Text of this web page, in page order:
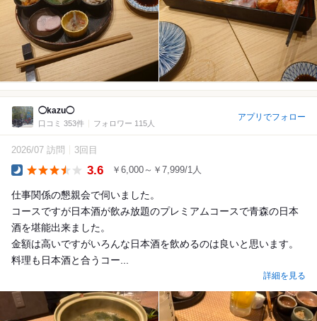
◯kazu◯
口コミ 353件 フォロワー 115人
アプリでフォロー
2026/07 訪問 3回目
3.6 ￥6,000～￥7,999/1人
仕事関係の懇親会で伺いました。
コースですが日本酒が飲み放題のプレミアムコースで青森の日本
酒を堪能出来ました。
金額は高いですがいろんな日本酒を飲めるのは良いと思います。
料理も日本酒と合うコー...
詳細を見る